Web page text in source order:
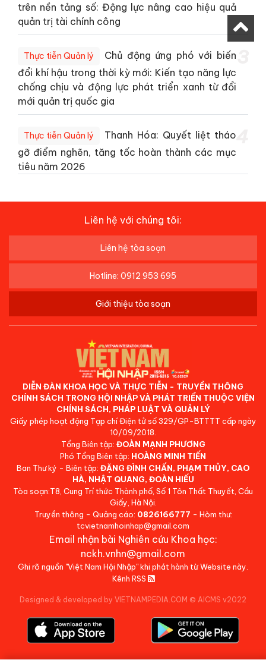
trên nền tảng số: Động lực nâng cao hiệu quả
quản trị tài chính công
Thực tiễn Quản lý
Chủ động ứng phó với biến
đổi khí hậu trong thời kỳ mới: Kiến tạo năng lực
chống chịu và động lực phát triển xanh từ đổi
mới quản trị quốc gia
Thực tiễn Quản lý
Thanh Hóa: Quyết liệt tháo
gỡ điểm nghẽn, tăng tốc hoàn thành các mục
tiêu năm 2026
Liên hệ với chúng tôi:
Liên hệ tòa soạn
Hotline: 0912 953 695
Giới thiệu tòa soạn
DIỄN ĐÀN KHOA HỌC VÀ THỰC TIỄN - TRUYỀN THÔNG
CHÍNH SÁCH TRONG HỘI NHẬP VÀ PHÁT TRIỂN THUỘC VIỆN
CHÍNH SÁCH, PHÁP LUẬT VÀ QUẢN LÝ
Giấy phép hoạt động Tạp chí Điện tử số 329/GP-BTTTT cấp ngày
10/09/2018.
Tổng Biên tập: ĐOÀN MẠNH PHƯƠNG
Phó Tổng Biên tập: HOÀNG MINH TIẾN
Ban Thư ký - Biên tập: ĐẶNG ĐÌNH CHẤN, PHẠM THỦY, CAO
HÀ, NHẬT QUANG, ĐOÀN HIẾU
Tòa soạn:T8, Cung Trí thức Thành phố, Số 1 Tôn Thất Thuyết, Cầu
Giấy, Hà Nội.
Truyền thông - Quảng cáo: 0826166777 - Hòm thư:
tcvietnamhoinhap@gmail.com
Email nhận bài Nghiên cứu Khoa học:
nckh.vnhn@gmail.com
Ghi rõ nguồn "Việt Nam Hội Nhập" khi phát hành từ Website này.
Kênh RSS
Designed & developed by VIETNAMPEDIA.COM © AICMS v2022